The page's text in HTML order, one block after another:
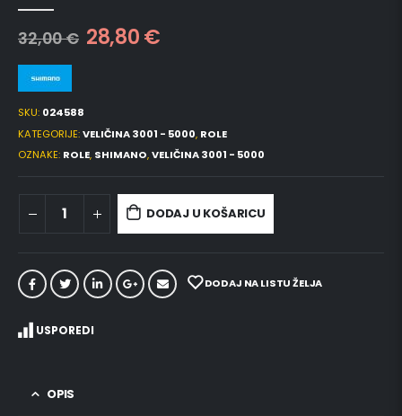
32,00€ 28,80€
SKU: 024588
KATEGORIJE:VELIČINA 3001 - 5000, ROLE
OZNAKE: ROLE, SHIMANO,VELIČINA 3001 - 5000
DODAJ U KOŠARICU
DODAJ NA LISTU ŽELJA
USPOREDI
OPIS